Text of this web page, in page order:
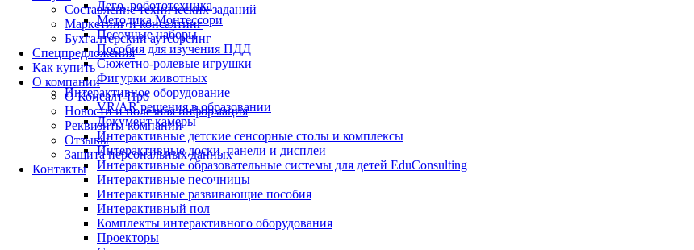
Составление технических заданий
Маркетинг и консалтинг
Бухгалтерский аутсорсинг
Спецпредложения
Как купить
О компании
О Консалт-Про
Новости и полезная информация
Реквизиты компании
Отзывы
Защита персональных данных
Контакты
Лего, робототехника
Методика Монтессори
Песочные наборы
Пособия для изучения ПДД
Сюжетно-ролевые игрушки
Фигурки животных
Интерактивное оборудование
VR/AR решения в образовании
Документ камеры
Интерактивные детские сенсорные столы и комплексы
Интерактивные доски, панели и дисплеи
Интерактивные образовательные системы для детей EduConsulting
Интерактивные песочницы
Интерактивные развивающие пособия
Интерактивный пол
Комплекты интерактивного оборудования
Проекторы